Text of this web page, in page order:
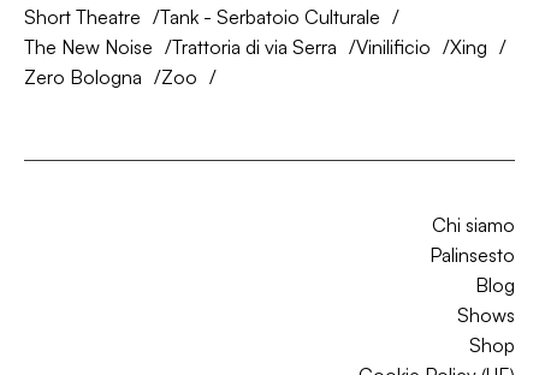
Short Theatre
Tank - Serbatoio Culturale
The New Noise
Trattoria di via Serra Vinilificio
Xing
Zero Bologna
Zoo
Chi siamo
Palinsesto
Blog
Shows
Shop